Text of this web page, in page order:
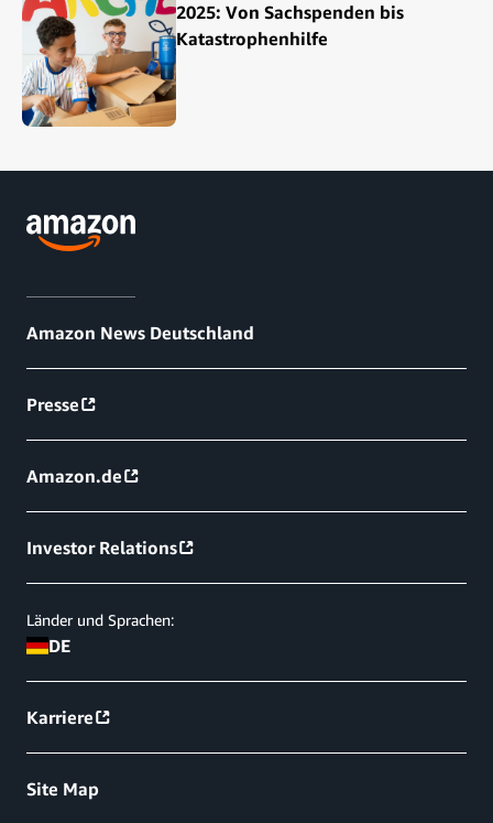
2025: Von Sachspenden bis
Katastrophenhilfe
Amazon News Deutschland
Presse
Amazon.de
Investor Relations
Länder und Sprachen:
DE
Karriere
Site Map